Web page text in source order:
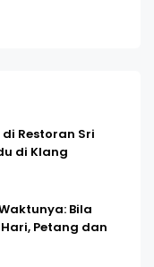
Restoran Sri
di Klang
Bila
Petang dan